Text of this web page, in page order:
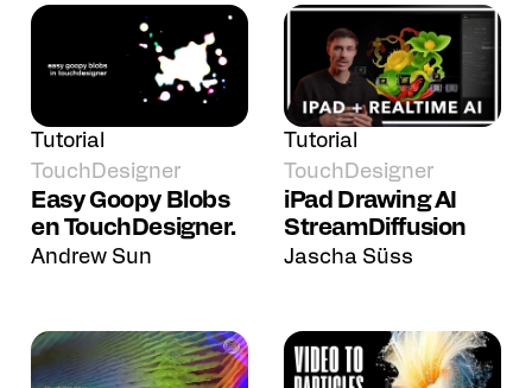
Tutorial
TouchDesigner
Easy Goopy Blobs
en TouchDesigner.
Andrew Sun
Tutorial
TouchDesigner
iPad Drawing AI
StreamDiffusion
Jascha Süss